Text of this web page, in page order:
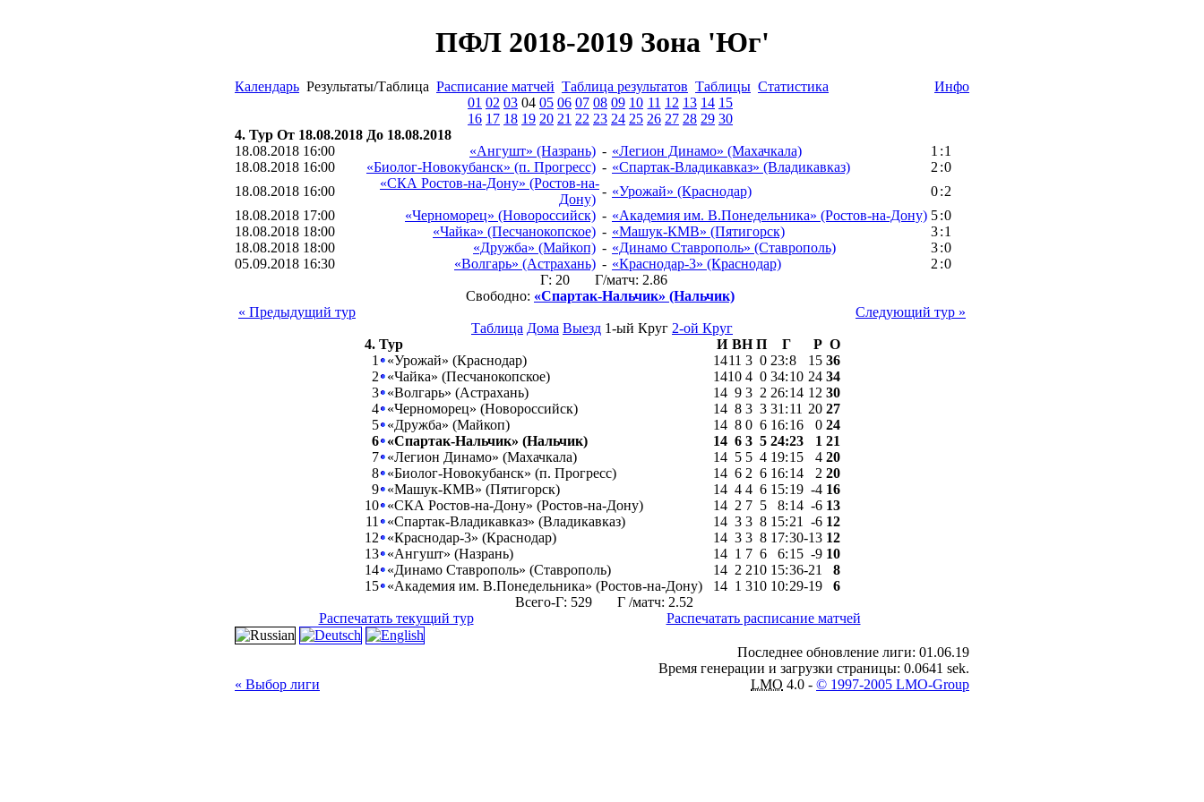
ПФЛ 2018-2019 Зона 'Юг'
Календарь Результаты/Таблица Расписание матчей Таблица результатов Таблицы Статистика
Инфо
01 02 03 04 05 06 07 08 09 10 11 12 13 14 15
16 17 18 19 20 21 22 23 24 25 26 27 28 29 30
4. Тур От 18.08.2018 До 18.08.2018
18.08.2018 16:00
«Ангушт» (Назрань) - «Легион Динамо» (Махачкала) 1 :1
18.08.2018 16:00
«Биолог-Новокубанск» (п. Прогресс) - «Спартак-Владикавказ» (Владикавказ) 2 :0
18.08.2018 16:00
«СКА Ростов-на-Дону» (Ростов-на-
Дону)
- «Урожай» (Краснодар) 0:2
18.08.2018 17:00
«Черноморец» (Новороссийск) - «Академия им. В.Понедельника» (Ростов-на-Дону) 5:0
18.08.2018 18:00
«Чайка» (Песчанокопское) - «Машук-КМВ» (Пятигорск) 3:1
18.08.2018 18:00
«Дружба» (Майкоп) - «Динамо Ставрополь» (Ставрополь) 3:0
05.09.2018 16:30
«Волгарь» (Астрахань) - «Краснодар-3» (Краснодар) 2 :0
Г: 20 Г/матч: 2.86
Свободно: «Спартак-Нальчик» (Нальчик)
« Предыдущий тур
Следующий тур »
Таблица Дома Выезд 1-ый Круг 2-ой Круг
4. Тур
И ВН П Г Р О
1
«Урожай» (Краснодар) 1411 3 0 23:8 15 36
2
«Чайка» (Песчанокопское) 1410 4 0 34:10 24 34
3
«Волгарь» (Астрахань) 14 9 3 2 26:14 12 30
4
«Черноморец» (Новороссийск) 14 8 3 3 31 :11 20 27
5
«Дружба» (Майкоп) 14 8 0 6 16:16 0 24
6
«Спартак-Нальчик» (Нальчик) 14 6 3 5 24:23 1 21
7
«Легион Динамо» (Махачкала) 14 5 5 4 19:15 4 20
8
«Биолог-Новокубанск» (п. Прогресс) 14 6 2 6 16:14 2 20
9
«Машук-КМВ» (Пятигорск) 14 4 4 6 15:19 -4 16
10
«СКА Ростов-на-Дону» (Ростов-на-Дону) 14 2 7 5 8:14 -6 13
11
«Спартак-Владикавказ» (Владикавказ) 14 3 3 8 15:21 -6 12
12
«Краснодар-3» (Краснодар) 14 3 3 8 17:30-13 12
13
«Ангушт» (Назрань) 14 1 7 6 6:15 -9 10
14
«Динамо Ставрополь» (Ставрополь) 14 2 210 15:36-21
8
15
«Академия им. В.Понедельника» (Ростов-на-Дону) 14 1 310 10:29-19
6
Всего-Г: 529 Г /матч: 2.52
Распечатать текущий тур
Распечатать расписание матчей
« Выбор лиги
Последнее обновление лиги: 01.06.19
Время генерации и загрузки страницы: 0.0641 sek.
LMO 4.0 - © 1997-2005 LMO-Group